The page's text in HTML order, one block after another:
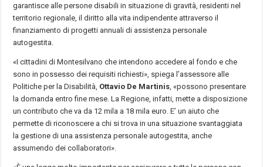
garantisce alle persone disabili in situazione di gravità, residenti nel
territorio regionale, il diritto alla vita indipendente attraverso il
finanziamento di progetti annuali di assistenza personale
autogestita.
«I cittadini di Montesilvano che intendono accedere al fondo e che
sono in possesso dei requisiti richiesti», spiega l’assessore alle
Politiche per la Disabilità, Ottavio De Martinis , «possono presentare
la domanda entro fine mese. La Regione, infatti, mette a disposizione
un contributo che va da 12 mila a 18 mila euro. E’ un aiuto che
permette di riconoscere a chi si trova in una situazione svantaggiata
la gestione di una assistenza personale autogestita, anche
assumendo dei collaboratori».